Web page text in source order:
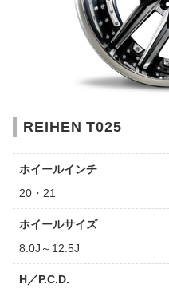
REIHEN T025
ホイールインチ
20・21
ホイールサイズ
8.0J～12.5J
H／P.C.D.